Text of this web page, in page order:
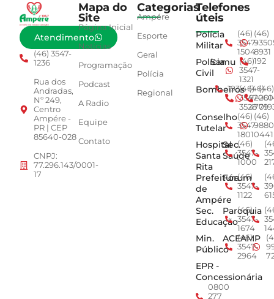
Atendimento
(46) 3547-
1236
Rua dos
Andradas,
Nº 249,
Centro
Ampére -
PR | CEP
85640-028
CNPJ:
77.296.143/0001-
17
Mapa do
Site
Página Inicial
Notícias
Programação
Podcast
A Radio
Equipe
Contato
Categorias
Ampére
Esporte
Geral
Polícia
Regional
Telefones
úteis
Polícia
Militar
(46)
3547-
1504
(46)
8931
Polícia
Civil
Samu (46)
3547-
1321
192
Bombeiros
193(46)
3547-
3528
(46)
4779
(46)
Conselho
Tutelar
(46)
3547-
1801
(46)
0441
Hospital
Santa
Rita
Sec.
Saúde
(46)
3547-
1000
Prefeitura
de
Ampére
Fórum
(46)
3547-
1122
Sec.
Educação
Paroquia
(46)
3547-
1674
Min.
Público
ACEAMP
(46)
3547-
2964
EPR -
Concessionária
0800
277